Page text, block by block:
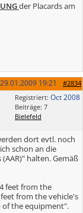
der Placards am
#2834
29.01.2009 19:21
Registriert: Oct 2008
Beiträge: 7
Bielefeld
dort evtl. noch
schon an die
halten. Gemäß
feet from the
from the vehicle's
of the equipment".